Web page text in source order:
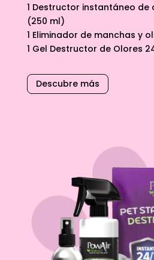
1 Destructor instantáneo de
(250 ml)
1 Eliminador de manchas y
1 Gel Destructor de Olores
Descubre más